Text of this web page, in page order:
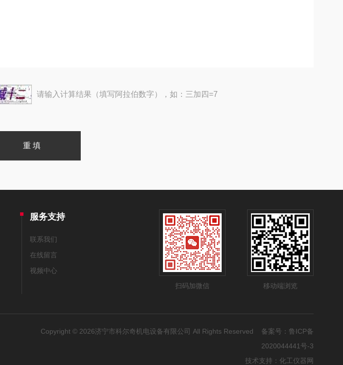
请输入计算结果（填写阿拉伯数字），如：三加四=7
服务支持
联系我们
在线留言
视频中心
扫码加微信
移动端浏览
Copyright © 2026济宁市科尔奇机电设备有限公司 All Rights Reserved 备案号： 鲁ICP备
2020044441号-3
技术支持： 化工仪器网